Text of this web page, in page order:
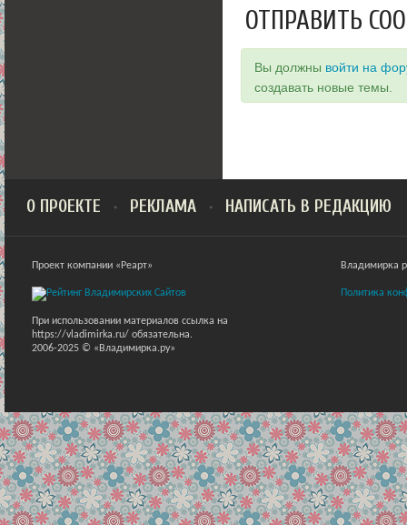
ОТПРАВИТЬ
Вы должны войти на
создавать новые темы.
О ПРОЕКТЕ РЕКЛАМА НАПИСАТЬ В РЕДАКЦИЮ
Проект компании «Реарт»
При использовании материалов ссылка на
https://vladimirka.ru/ обязательна.
2006-2025 © «Владимирка.ру»
Владимирка
Политика